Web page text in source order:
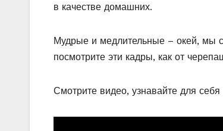
в качестве домашних.
Мудрые и медлительные – окей, мы
посмотрите эти кадры, как от
Смотрите видео, узнавайте для